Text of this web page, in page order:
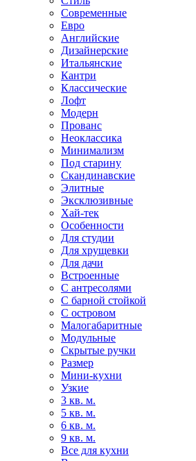
Современные
Евро
Английские
Дизайнерские
Итальянские
Кантри
Классические
Лофт
Модерн
Прованс
Неоклассика
Минимализм
Под старину
Скандинавские
Элитные
Эксклюзивные
Хай-тек
Особенности
Для студии
Для хрущевки
Для дачи
Встроенные
С антресолями
С барной стойкой
С островом
Малогабаритные
Модульные
Скрытые ручки
Размер
Мини-кухни
Узкие
3 кв. м.
5 кв. м.
6 кв. м.
9 кв. м.
Все для кухни